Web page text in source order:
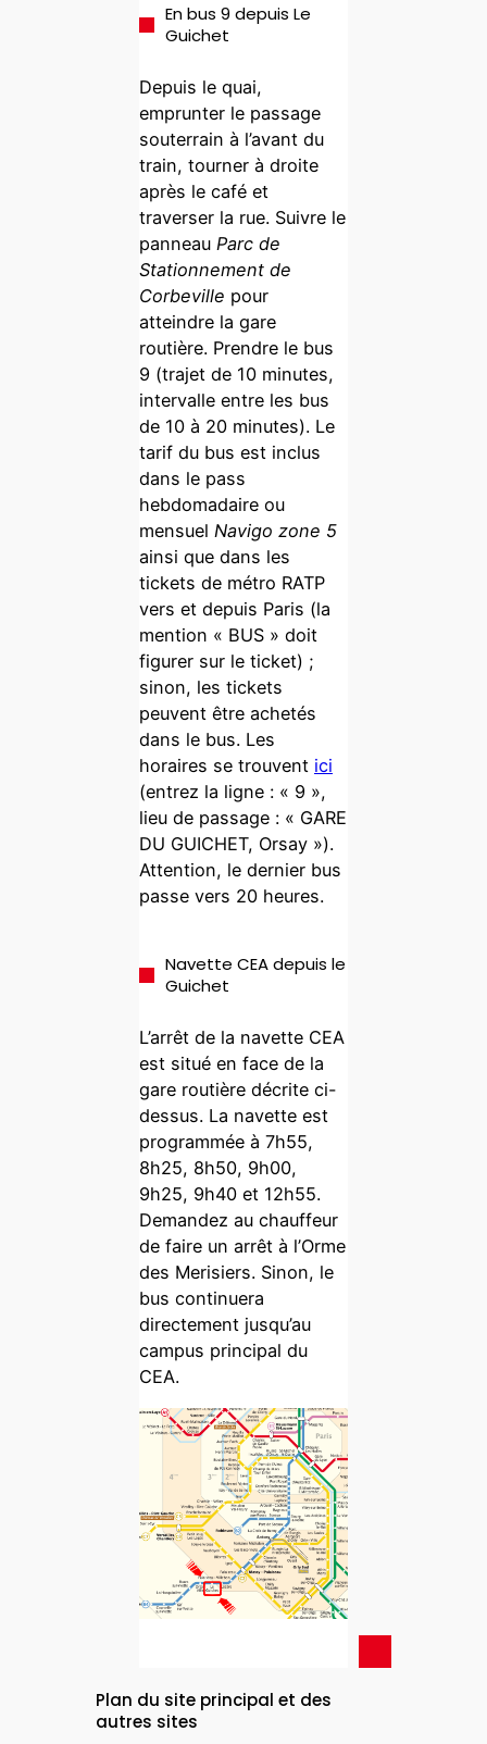
En bus 9 depuis Le
Guichet
Depuis le quai,
emprunter le passage
souterrain à l’avant du
train, tourner à droite
après le café et
traverser la rue. Suivre le
panneau Parc de
Stationnement de
Corbeville pour
atteindre la gare
routière. Prendre le bus
9 (trajet de 10 minutes,
intervalle entre les bus
de 10 à 20 minutes). Le
tarif du bus est inclus
dans le pass
hebdomadaire ou
mensuel Navigo zone 5
ainsi que dans les
tickets de métro RATP
vers et depuis Paris (la
mention « BUS » doit
figurer sur le ticket) ;
sinon, les tickets
peuvent être achetés
dans le bus. Les
horaires se trouvent ici
(entrez la ligne : « 9 »,
lieu de passage : « GARE
DU GUICHET, Orsay »).
Attention, le dernier bus
passe vers 20 heures.
Navette CEA depuis le
Guichet
L’arrêt de la navette CEA
est situé en face de la
gare routière décrite ci-
dessus. La navette est
programmée à 7h55,
8h25, 8h50, 9h00,
9h25, 9h40 et 12h55.
Demandez au chauffeur
de faire un arrêt à l’Orme
des Merisiers. Sinon, le
bus continuera
directement jusqu’au
campus principal du
CEA.
Plan du site principal et des
autres sites